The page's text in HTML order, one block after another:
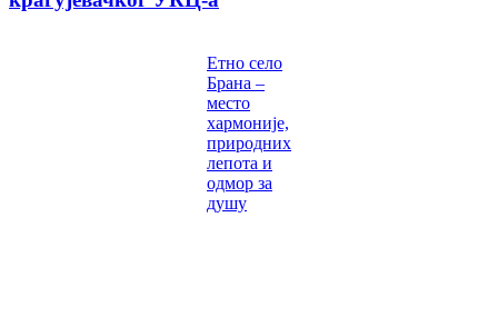
Етно село
Брана –
место
хармоније,
природних
лепота и
одмор за
душу